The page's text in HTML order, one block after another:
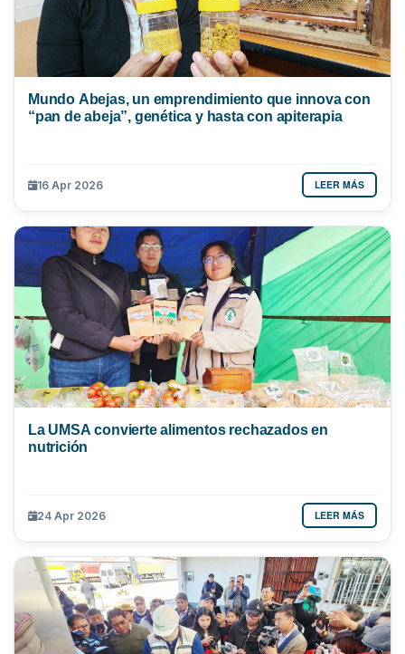
Mundo Abejas, un emprendimiento que innova con
“pan de abeja”, genética y hasta con apiterapia
16 Apr 2026 LEER MÁS
La UMSA convierte alimentos rechazados en
nutrición
24 Apr 2026 LEER MÁS